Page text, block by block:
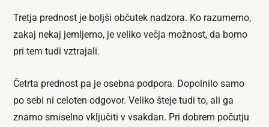
Tretja prednost je boljši občutek nadzora. Ko razumemo,
zakaj nekaj jemljemo, je veliko večja možnost, da bomo
pri tem tudi vztrajali.
Četrta prednost pa je osebna podpora. Dopolnilo samo
po sebi ni celoten odgovor. Veliko šteje tudi to, ali ga
znamo smiselno vključiti v vsakdan. Pri dobrem počutju